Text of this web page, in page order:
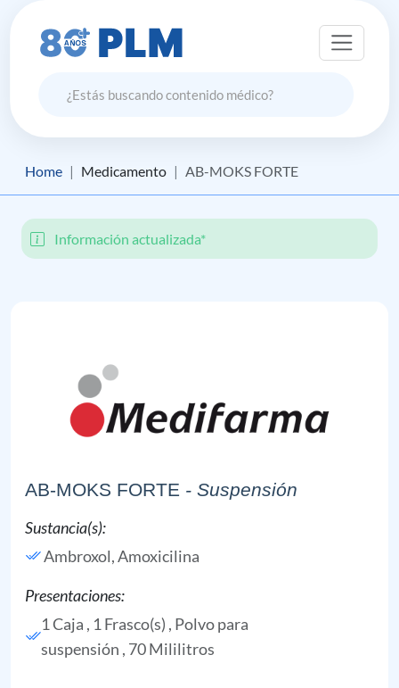
Home Medicamento AB-MOKS FORTE
Información actualizada*
AB-MOKS FORTE - Suspensión
Sustancia(s):
Ambroxol,Amoxicilina
Presentaciones:
1 Caja , 1 Frasco(s) , Polvo para
suspensión , 70 Mililitros